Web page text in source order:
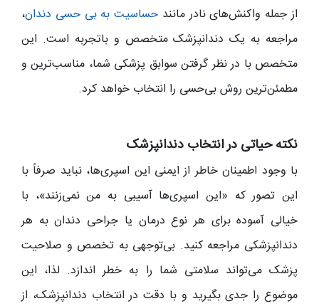
از جمله واکنش‌های نادر مانند حساسیت به بی حسی دندان،
مراجعه به یک دندانپزشک متخصص و باتجربه است. این
متخصص با در نظر گرفتن سوابق پزشکی شما، مناسب‌ترین و
مطمئن‌ترین روش بی‌حسی را انتخاب خواهد کرد.
نکته حیاتی در انتخاب دندانپزشک
با وجود اطمینان خاطر از ایمنی این اسپری‌ها، نباید صرفاً با
این تصور که «این اسپری‌ها آسیبی به من نمی‌زنند»، با
خیالی آسوده برای هر نوع درمان یا جراحی دندان به هر
دندانپزشکی مراجعه کنید. بی‌توجهی به تخصص و صلاحیت
پزشک می‌تواند سلامتی شما را به خطر اندازد. لذا، این
موضوع را جدی بگیرید و با دقت در انتخاب دندانپزشک، از